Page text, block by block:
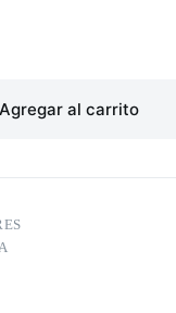
Agregar al carrito